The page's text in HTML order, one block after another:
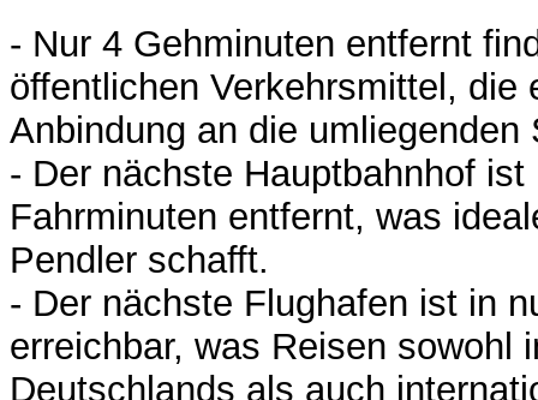
- Nur 4 Gehminuten entfernt
öffentlichen Verkehrsmittel, die
Anbindung an die umliegenden
- Der nächste Hauptbahnhof ist
Fahrminuten entfernt, was
Pendler schafft.
- Der nächste Flughafen ist in
erreichbar, was Reisen sowohl
Deutschlands als auch